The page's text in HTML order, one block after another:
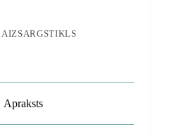
AIZSARGSTIKLS
Apraksts